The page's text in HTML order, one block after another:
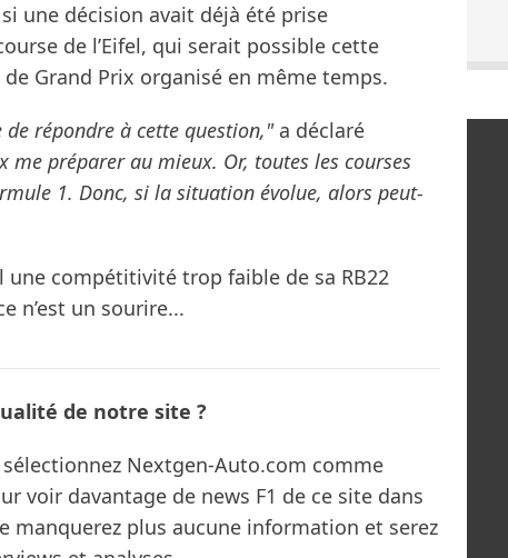
une décision avait déjà été prise
de l’Eifel, qui serait possible cette
Grand Prix organisé en même temps.
répondre à cette question,"a déclaré
me préparer au mieux. Or, toutes les courses
1. Donc, si la situation évolue, alors peut-
compétitivité trop faible de sa RB22
n’est un sourire...
de notre site ?
Nextgen-Auto.com comme
voir davantage de news F1 de ce site dans
manquerez plus aucune information et serez